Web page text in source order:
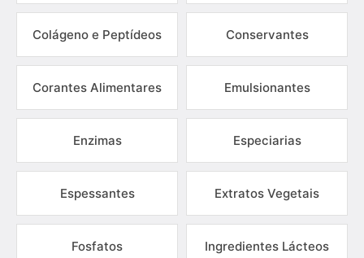
Colágeno e Peptídeos Conservantes
Corantes Alimentares Emulsionantes
Enzimas Especiarias
Espessantes Extratos Vegetais
Fosfatos Ingredientes Lácteos